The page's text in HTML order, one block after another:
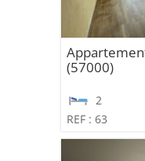
(57000)
2
REF : 63